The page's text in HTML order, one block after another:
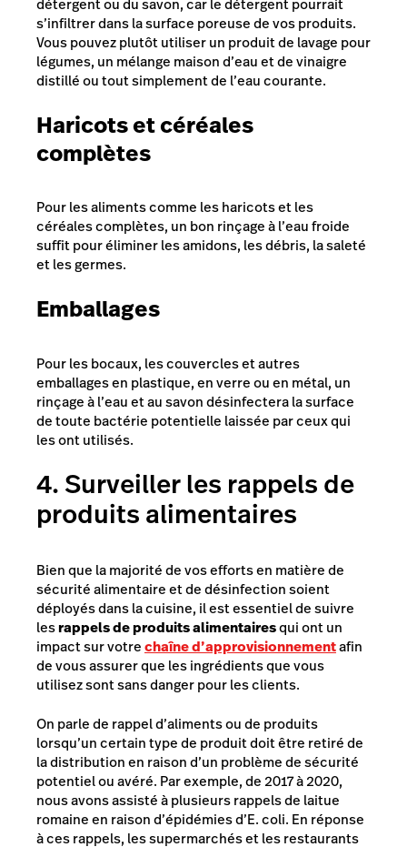
détergent ou du savon, car le détergent pourrait
s’infiltrer dans la surface poreuse de vos produits.
Vous pouvez plutôt utiliser un produit de lavage pour
légumes, un mélange maison d’eau et de vinaigre
distillé ou tout simplement de l’eau courante.
Haricots et céréales
complètes
Pour les aliments comme les haricots et les
céréales complètes, un bon rinçage à l’eau froide
suffit pour éliminer les amidons, les débris, la saleté
et les germes.
Emballages
Pour les bocaux, les couvercles et autres
emballages en plastique, en verre ou en métal, un
rinçage à l’eau et au savon désinfectera la surface
de toute bactérie potentielle laissée par ceux qui
les ont utilisés.
4. Surveiller les rappels de
produits alimentaires
Bien que la majorité de vos efforts en matière de
sécurité alimentaire et de désinfection soient
déployés dans la cuisine, il est essentiel de suivre
lesrappels de produits alimentairesqui ont un
impact sur votrechaîne d’approvisionnementafin
de vous assurer que les ingrédients que vous
utilisez sont sans danger pour les clients.
On parle de rappel d’aliments ou de produits
lorsqu’un certain type de produit doit être retiré de
la distribution en raison d’un problème de sécurité
potentiel ou avéré. Par exemple, de 2017 à 2020,
nous avons assisté à plusieurs rappels de laitue
romaine en raison d’épidémies d’E. coli. En réponse
à ces rappels, les supermarchés et les restaurants